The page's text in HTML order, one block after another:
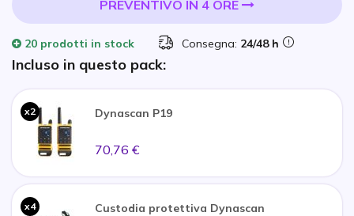
PREVENTIVO IN 4 ORE
20 prodotti in stock Consegna: 24/48 h
Incluso in questo pack:
x2 Dynascan P19
70,76 €
x4 Custodia protettiva Dynascan